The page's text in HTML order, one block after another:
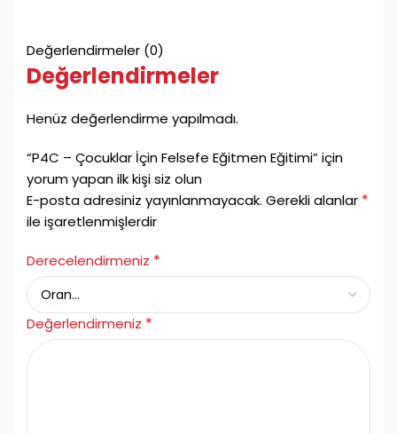
Değerlendirmeler (0)
Değerlendirmeler
Henüz değerlendirme yapılmadı.
“P4C – Çocuklar İçin Felsefe Eğitmen Eğitimi” için
yorum yapan ilk kişi siz olun
E-posta adresiniz yayınlanmayacak. Gerekli alanlar *
ile işaretlenmişlerdir
Derecelendirmeniz *
Değerlendirmeniz *